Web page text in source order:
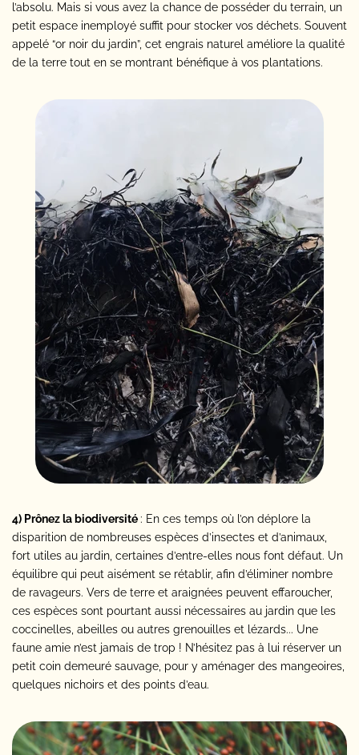
l’absolu. Mais si vous avez la chance de posséder du terrain, un
petit espace inemployé suffit pour stocker vos déchets. Souvent
appelé “or noir du jardin”, cet engrais naturel améliore la qualité
de la terre tout en se montrant bénéfique à vos plantations.
4) Prônez la biodiversité: En ces temps où l’on déplore la
disparition de nombreuses espèces d’insectes et d’animaux,
fort utiles au jardin, certaines d’entre-elles nous font défaut. Un
équilibre qui peut aisément se rétablir, afin d’éliminer nombre
de ravageurs. Vers de terre et araignées peuvent effaroucher,
ces espèces sont pourtant aussi nécessaires au jardin que les
coccinelles, abeilles ou autres grenouilles et lézards... Une
faune amie n’est jamais de trop ! N’hésitez pas à lui réserver un
petit coin demeuré sauvage, pour y aménager des mangeoires,
quelques nichoirs et des points d’eau.